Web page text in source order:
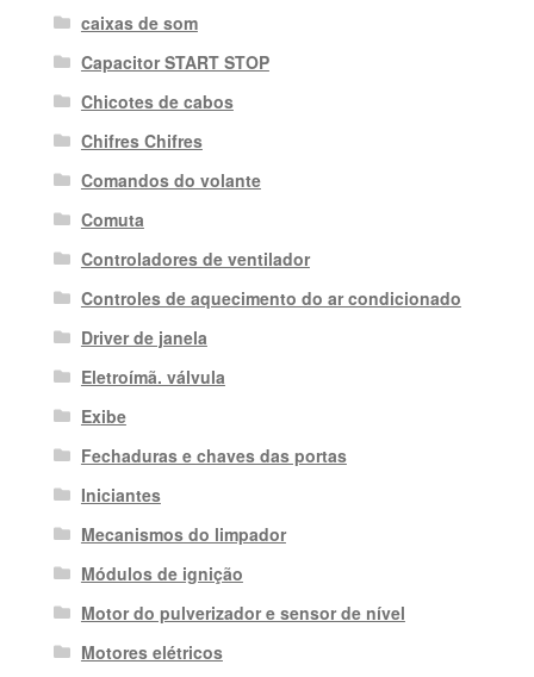
caixas de som
Capacitor START STOP
Chicotes de cabos
Chifres Chifres
Comandos do volante
Comuta
Controladores de ventilador
Controles de aquecimento do ar condicionado
Driver de janela
Eletroímã. válvula
Exibe
Fechaduras e chaves das portas
Iniciantes
Mecanismos do limpador
Módulos de ignição
Motor do pulverizador e sensor de nível
Motores elétricos